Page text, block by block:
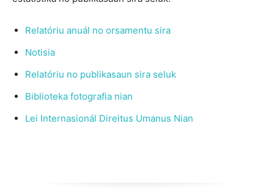
Relatóriu anuál no orsamentu sira
Notisia
Relatóriu no publikasaun sira seluk
Biblioteka fotografia nian
Lei Internasionál Direitus Umanus Nian